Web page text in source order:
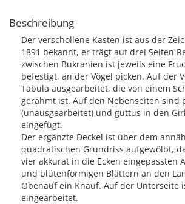
Beschreibung
Der verschollene Kasten ist aus der
1891 bekannt, er trägt auf drei Seiten
zwischen Bukranien ist jeweils eine
befestigt, an der Vögel picken. Auf der
Tabula ausgearbeitet, die von einem
gerahmt ist. Auf den Nebenseiten sind
(unausgearbeitet) und guttus in den
eingefügt.
Der ergänzte Deckel ist über dem
quadratischen Grundriss aufgewölbt,
vier akkurat in die Ecken eingepassten
und blütenförmigen Blättern an den
Obenauf ein Knauf. Auf der Unterseite
eingearbeitet.